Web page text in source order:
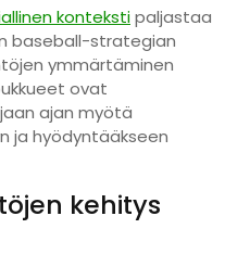
kontekstipaljastaa
baseball-strategian
ymmärtäminen
ovat
ajan myötä
ja hyödyntääkseen
kehitys